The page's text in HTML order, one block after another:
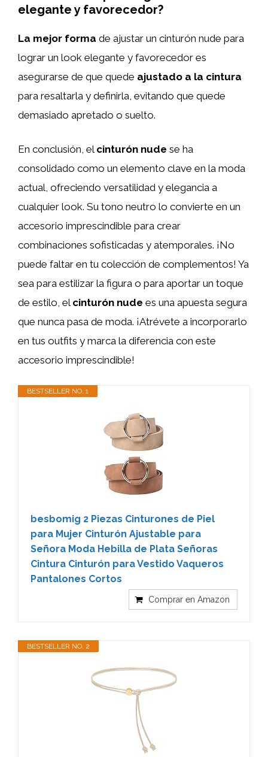
elegante y favorecedor?
La mejor forma de ajustar un cinturón nude para
lograr un look elegante y favorecedor es
asegurarse de que quede ajustado a la cintura
para resaltarla y definirla, evitando que quede
demasiado apretado o suelto.
En conclusión, el cinturón nude se ha
consolidado como un elemento clave en la moda
actual, ofreciendo versatilidad y elegancia a
cualquier look. Su tono neutro lo convierte en un
accesorio imprescindible para crear
combinaciones sofisticadas y atemporales. ¡No
puede faltar en tu colección de complementos! Ya
sea para estilizar la figura o para aportar un toque
de estilo, el cinturón nude es una apuesta segura
que nunca pasa de moda. ¡Atrévete a incorporarlo
en tus outfits y marca la diferencia con este
accesorio imprescindible!
BESTSELLER NO. 1
besbomig 2 Piezas Cinturones de Piel
para Mujer Cinturón Ajustable para
Señora Moda Hebilla de Plata Señoras
Cintura Cinturón para Vestido Vaqueros
Pantalones Cortos
Comprar en Amazon
BESTSELLER NO. 2